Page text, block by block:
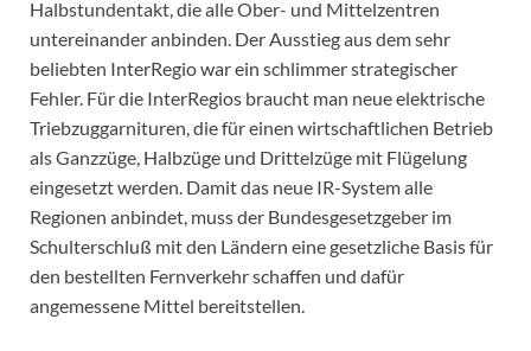
Halbstundentakt, die alle Ober- und Mittelzentren
untereinander anbinden. Der Ausstieg aus dem sehr
beliebten InterRegio war ein schlimmer strategischer
Fehler. Für die InterRegios braucht man neue elektrische
Triebzuggarnituren, die für einen wirtschaftlichen Betrieb
als Ganzzüge, Halbzüge und Drittelzüge mit Flügelung
eingesetzt werden. Damit das neue IR-System alle
Regionen anbindet, muss der Bundesgesetzgeber im
Schulterschluß mit den Ländern eine gesetzliche Basis für
den bestellten Fernverkehr schaffen und dafür
angemessene Mittel bereitstellen.